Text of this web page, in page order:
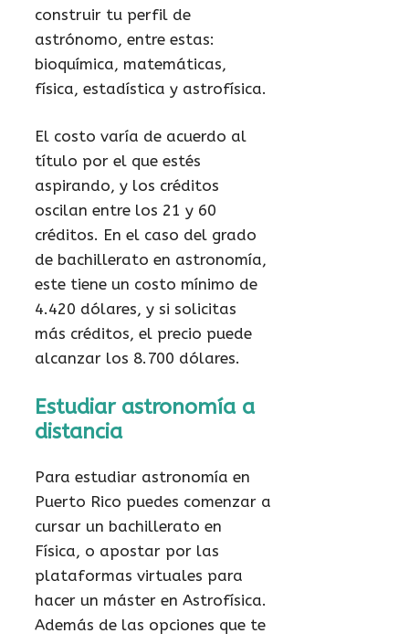
construir tu perfil de
astrónomo, entre estas:
bioquímica, matemáticas,
física, estadística y astrofísica.
El costo varía de acuerdo al
título por el que estés
aspirando, y los créditos
oscilan entre los 21 y 60
créditos. En el caso del grado
de bachillerato en astronomía,
este tiene un costo mínimo de
4.420 dólares, y si solicitas
más créditos, el precio puede
alcanzar los 8.700 dólares.
Estudiar astronomía a
distancia
Para estudiar astronomía en
Puerto Rico puedes comenzar a
cursar un bachillerato en
Física, o apostar por las
plataformas virtuales para
hacer un máster en Astrofísica.
Además de las opciones que te